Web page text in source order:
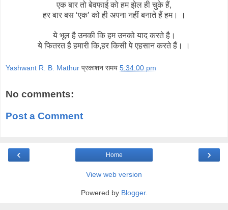
एक बार तो बेवफाई को हम झेल ही चुके हैं,
हर बार बस ‘एक’ को ही अपना नहीं बनाते हैं हम। ।
ये भूल है उनकी कि हम उनको याद करते है।
ये फितरत है हमारी कि,हर किसी पे एहसान करतेहैं। ।
Yashwant R. B. Mathur प्रकाशन समय 5:34:00 pm
No comments:
Post a Comment
‹ ›
Home
View web version
Powered by Blogger.